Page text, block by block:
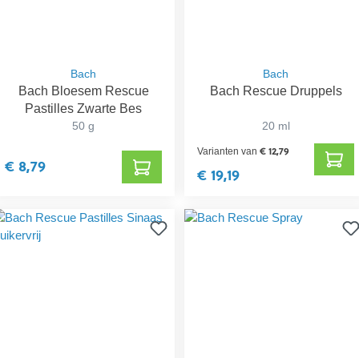
Bach
Bach Bloesem Rescue
Pastilles Zwarte Bes
50 g
€ 8,79
Bach
Bach Rescue Druppels
20 ml
Varianten van€ 12,79
€ 19,19